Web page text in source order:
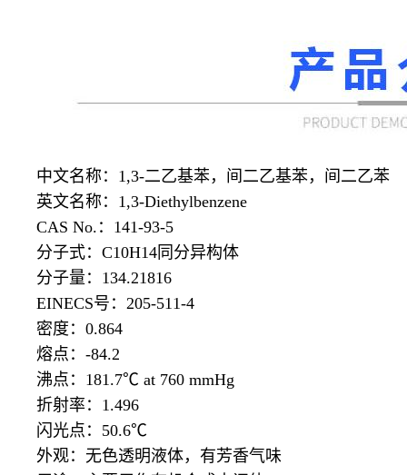
中文名称： 1,3-二乙基苯，间二乙基苯，间二乙苯
英文名称： 1,3-Diethylbenzene
CAS No.：141-93-5
分子式： C10H14同分异构体
分子量： 134.21816
EINECS号：205-511-4
密度： 0.864
熔点： -84.2
沸点： 181.7℃ at 760 mmHg
折射率： 1.496
闪光点： 50.6℃
外观：无色透明液体，有芳香气味